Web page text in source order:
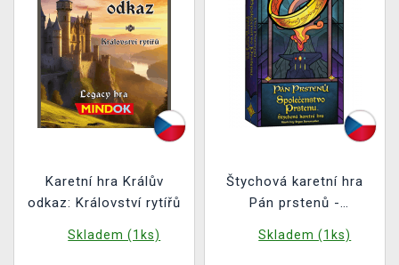
Karetní hra Králův
odkaz: Království rytířů
Skladem (1ks)
Štychová karetní hra
Pán prstenů -
Skladem (1ks)